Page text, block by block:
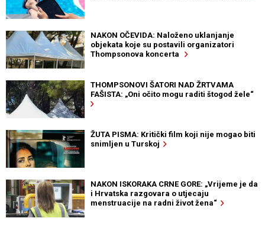
NAKON OČEVIDA: Naloženo uklanjanje
objekata koje su postavili organizatori
Thompsonova koncerta
THOMPSONOVI ŠATORI NAD ŽRTVAMA
FAŠISTA: „Oni očito mogu raditi štogod žele“
ŽUTA PISMA: Kritički film koji nije mogao biti
snimljen u Turskoj
NAKON ISKORAKA CRNE GORE: „Vrijeme je da
i Hrvatska razgovara o utjecaju
menstruacije na radni život žena“